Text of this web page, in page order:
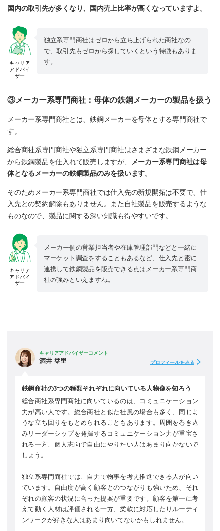
国内の取引先が多くなり、国内売上比率が高くなっていますよ 。
キャリア
アドバイ
ザー
独立系専門商社はゼロから立ち上げられた商社なの
で、取引先もゼロから探していくという特徴もありま
す。
③メーカー系専門商社：母体の鉄鋼メーカーの製品を扱う
メーカー系専門商社とは、鉄鋼メーカーを母体とする専門商社で
す。
総合商社系専門商社や独立系専門商社はさまざまな鉄鋼メーカー
から鉄鋼製品を仕入れて販売しますが、 メーカー系専門商社は母
体となるメーカーの鉄鋼製品のみを扱います。
そのためメーカー系専門商社では仕入先の新規開拓は不要で、仕
入先との契約解除もありません。また自社製品を販売するような
ものなので、製品に関する深い知識も得やすいです。
キャリア
アドバイ
ザー
メーカー側の営業担当者や在庫管理部門などと一緒に
マーケット調査をすることもあるなど、仕入先と密に
連携して鉄鋼製品を販売できる点はメーカー系専門商
社の強みといえますね。
キャリアアドバイザーコメント
酒井 栞里 プロフィールをみる
鉄鋼商社の3つの種類それぞれに向いている人物像を知ろう
総合商社系専門商社に向いているのは、コミュニケーション
力が高い人です。総合商社と似た社風の場合も多く、同じよ
うな立ち回りをもとめられることもあります。周囲を巻き込
みリーダーシップを発揮するコミュニケーション力が重宝さ
れる一方、個人志向で自由にやりたい人はあまり向かないで
しょう。
独立系専門商社では、自力で物事を考え推進できる人が向い
ています。自由度が高く顧客とのつながりも強いため、それ
ぞれの顧客の状況に合った提案が重要です。顧客を第一に考
えて動く人材は評価される一方、柔軟に対応したりルーティ
ンワークが好きな人はあまり向いてないかもしれません。